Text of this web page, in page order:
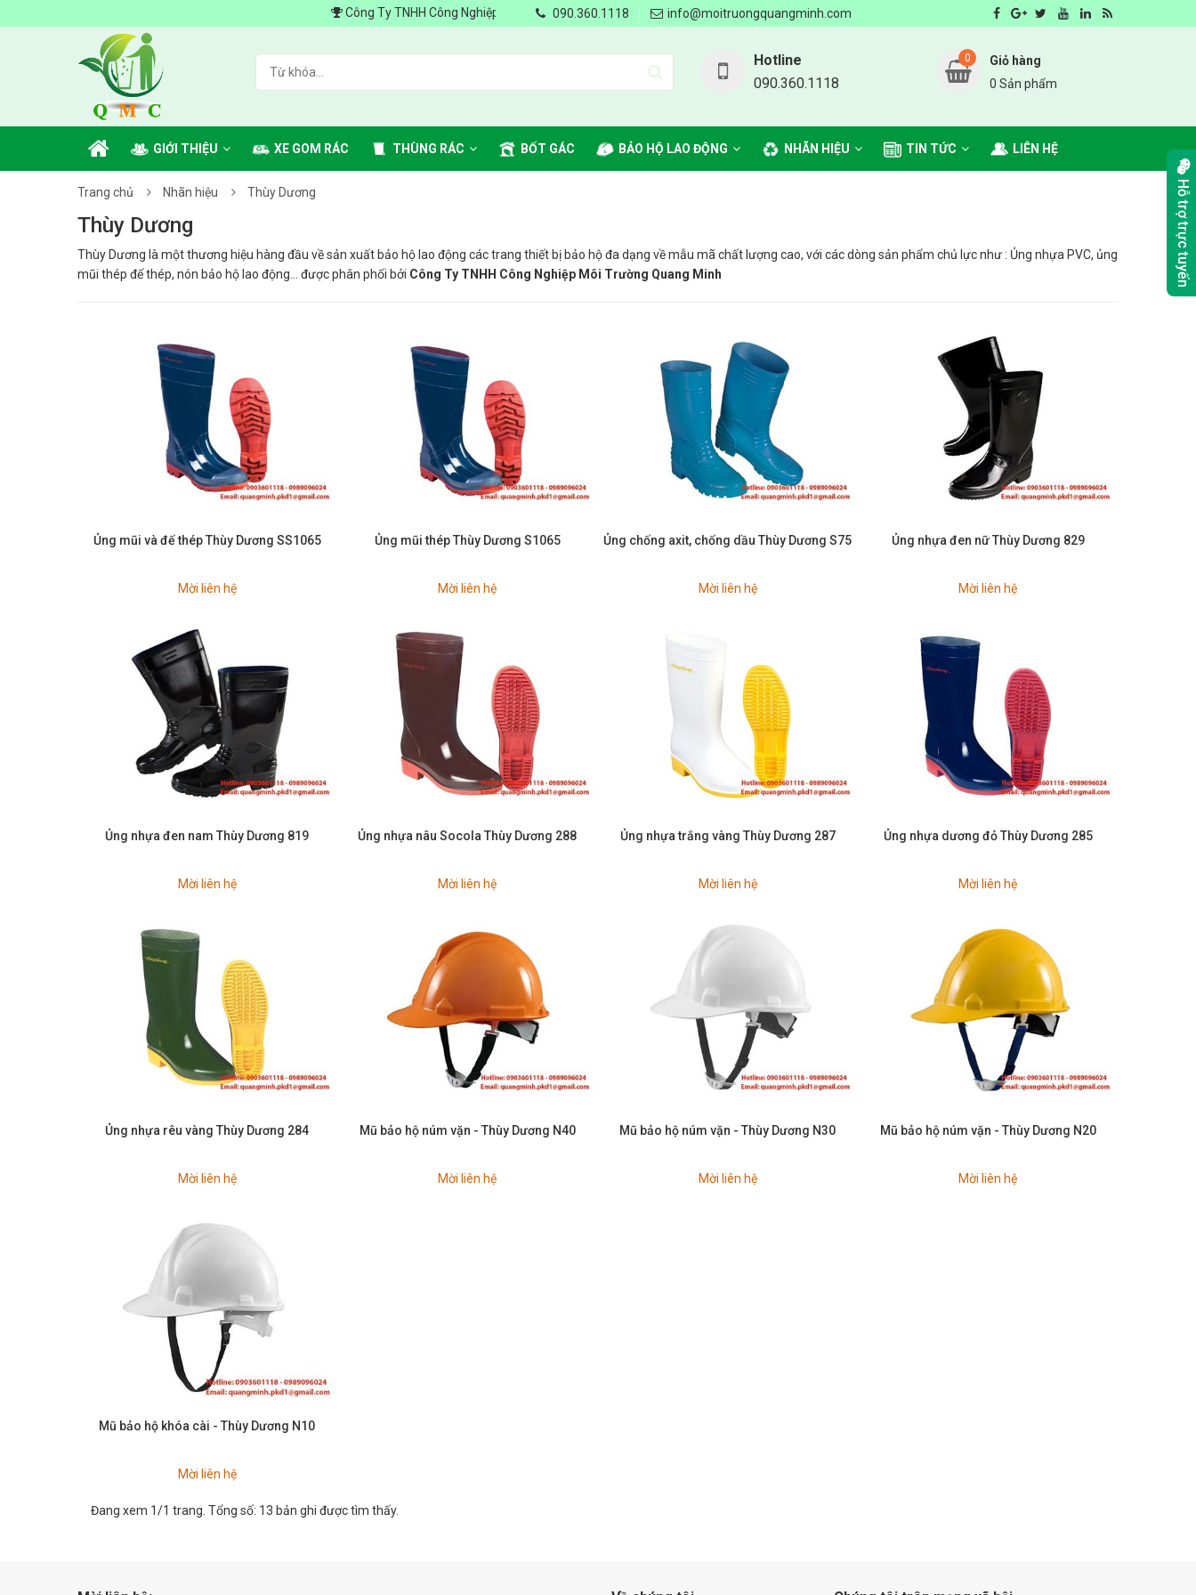
Công Ty TNHH Công Nghiệp Môi Trường Quang Minh - Chung tay vì môi trường Xanh, Sạch, Đẹp - Nhà cung cấp sản phẩm môi trường số 1 Hà Nội
090.360.1118 info@moitruongquangminh.com
Hotline
090.360.1118
0
Giỏ hàng
0 Sản phẩm
GIỚI THIỆU XE GOM RÁC THÙNG RÁC BỐT GÁC BẢO HỘ LAO ĐỘNG NHÃN HIỆU TIN TỨC LIÊN HỆ
Trang chủ Nhãn hiệu Thùy Dương
Thùy Dương
Thùy Dương là một thương hiệu hàng đầu về sản xuất bảo hộ lao động các trang thiết bị bảo hộ đa dạng về mẫu mã chất lượng cao, với các dòng sản phẩm chủ lực như : Ủng nhựa PVC, ủng
mũi thép đế thép, nón bảo hộ lao động... được phân phối bởi Công Ty TNHH Công Nghiệp Môi Trường Quang Minh
Ủng mũi và đế thép Thùy Dương SS1065
Mời liên hệ
Ủng mũi thép Thùy Dương S1065
Mời liên hệ
Ủng chống axit, chống dầu Thùy Dương S75
Mời liên hệ
Ủng nhựa đen nữ Thùy Dương 829
Mời liên hệ
Ủng nhựa đen nam Thùy Dương 819
Mời liên hệ
Ủng nhựa nâu Socola Thùy Dương 288
Mời liên hệ
Ủng nhựa trắng vàng Thùy Dương 287
Mời liên hệ
Ủng nhựa dương đỏ Thùy Dương 285
Mời liên hệ
Ủng nhựa rêu vàng Thùy Dương 284
Mời liên hệ
Mũ bảo hộ núm vặn - Thùy Dương N40
Mời liên hệ
Mũ bảo hộ núm vặn - Thùy Dương N30
Mời liên hệ
Mũ bảo hộ núm vặn - Thùy Dương N20
Mời liên hệ
Mũ bảo hộ khóa cài - Thùy Dương N10
Mời liên hệ
Đang xem 1/1 trang. Tổng số: 13 bản ghi được tìm thấy.
Hỗ trợ trực tuyến